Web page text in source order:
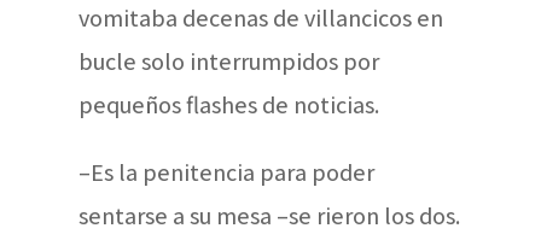
vomitaba decenas de villancicos en
bucle solo interrumpidos por
pequeños flashes de noticias.
–Es la penitencia para poder
sentarse a su mesa –se rieron los dos.